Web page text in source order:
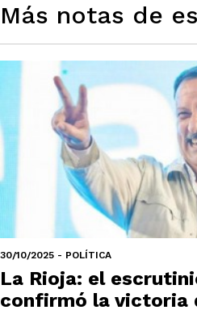
Más notas de
30/10/2025 - POLÍTICA
La Rioja: el
confirmó la victoria